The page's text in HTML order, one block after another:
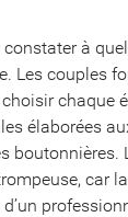
à
Les couples
chaque
élaborées
boutonnières.
car
d’un